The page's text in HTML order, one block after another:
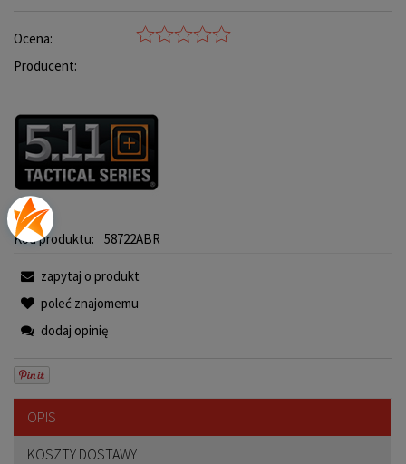
Ocena:
Producent:
Kod produktu: 58722ABR
zapytaj o produkt
poleć znajomemu
dodaj opinię
OPIS
KOSZTY DOSTAWY